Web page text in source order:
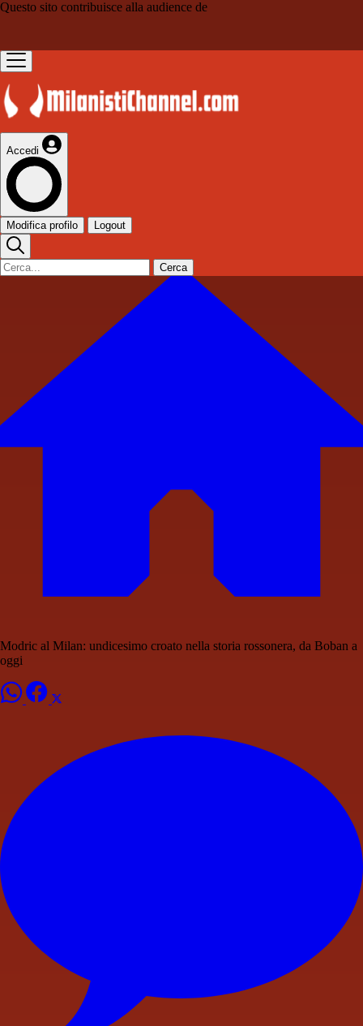
Questo sito contribuisce alla audience de
Accedi
Modifica profilo Logout
Cerca
Modric al Milan: undicesimo croato nella storia rossonera, da Boban a
oggi